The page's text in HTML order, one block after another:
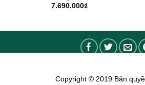
7.690.000₫
Copyright © 2019 Bản